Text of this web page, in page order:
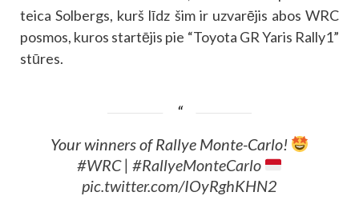
teica Solbergs, kurš līdz šim ir uzvarējis abos WRC
posmos, kuros startējis pie “Toyota GR Yaris Rally1”
stūres.
Your winners of Rallye Monte-Carlo!
#WRC| #RallyeMonteCarlo
pic.twitter.com/IOyRghKHN2